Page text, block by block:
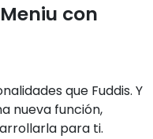
con
que Fuddis. Y
nueva función,
para ti.